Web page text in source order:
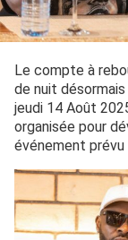
Le compte à
de nuit
jeudi 14 Août
organisée pour
événement